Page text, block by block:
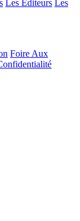
Les Éditeurs Les
Foire Aux